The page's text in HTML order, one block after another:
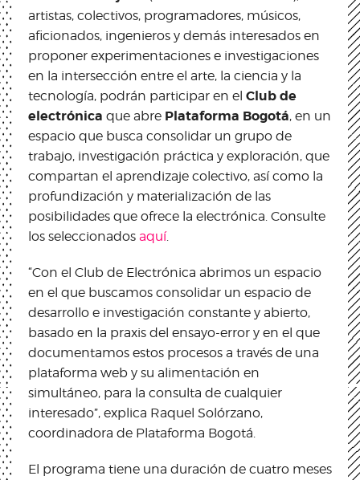
artistas, colectivos, programadores, músicos,
aficionados, ingenieros y demás interesados en
proponer experimentaciones e investigaciones
en la intersección entre el arte, la ciencia y la
tecnología, podrán participar en el Club de
electrónica que abre Plataforma Bogotá, en un
espacio que busca consolidar un grupo de
trabajo, investigación práctica y exploración, que
compartan el aprendizaje colectivo, así como la
profundización y materialización de las
posibilidades que ofrece la electrónica. Consulte
los seleccionados aquí.
“Con el Club de Electrónica abrimos un espacio
en el que buscamos consolidar un espacio de
desarrollo e investigación constante y abierto,
basado en la praxis del ensayo-error y en el que
documentamos estos procesos a través de una
plataforma web y su alimentación en
simultáneo, para la consulta de cualquier
interesado”, explica Raquel Solórzano,
coordinadora de Plataforma Bogotá.
El programa tiene una duración de cuatro meses